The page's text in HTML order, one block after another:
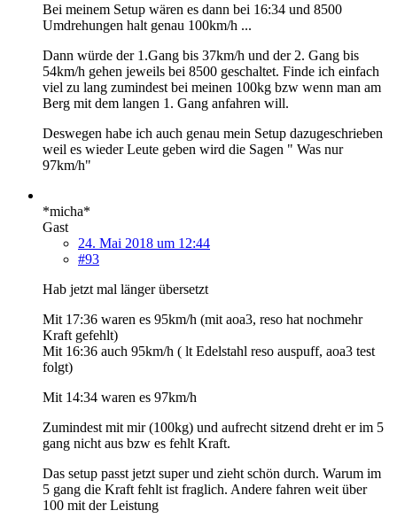
Bei meinem Setup wären es dann bei 16:34 und 8500
Umdrehungen halt genau 100km/h ...
Dann würde der 1.Gang bis 37km/h und der 2. Gang bis
54km/h gehen jeweils bei 8500 geschaltet. Finde ich einfach
viel zu lang zumindest bei meinen 100kg bzw wenn man am
Berg mit dem langen 1. Gang anfahren will.
Deswegen habe ich auch genau mein Setup dazugeschrieben
weil es wieder Leute geben wird die Sagen " Was nur
97km/h"
*micha*
Gast
24. Mai 2018 um 12:44
#93
Hab jetzt mal länger übersetzt
Mit 17:36 waren es 95km/h (mit aoa3, reso hat nochmehr
Kraft gefehlt)
Mit 16:36 auch 95km/h ( lt Edelstahl reso auspuff, aoa3 test
folgt)
Mit 14:34 waren es 97km/h
Zumindest mit mir (100kg) und aufrecht sitzend dreht er im 5
gang nicht aus bzw es fehlt Kraft.
Das setup passt jetzt super und zieht schön durch. Warum im
5 gang die Kraft fehlt ist fraglich. Andere fahren weit über
100 mit der Leistung